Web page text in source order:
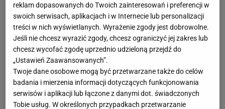
Zobacz wideo
Polak w swoich pierwszy startach po powrocie do F1
bardziej niż na rywalizacji z innymi kierowcami
skupiać musi się na szukaniu przyczyn problemów
dotykających bolidWilliamsa. Miejsca na końcu
stawki zdają się być w najbliższych tygodniach
reklam dopasowanych do Twoich zainteresowań i preferencji w
swoich serwisach, aplikacjach i w Internecie lub personalizacji
treści w nich wyświetlanych. Wyrażenie zgody jest dobrowolne.
Jeśli nie chcesz wyrazić zgody, chcesz ograniczyć jej zakres lub
chcesz wycofać zgodę uprzednio udzieloną przejdź do
„Ustawień Zaawansowanych”.
Twoje dane osobowe mogą być przetwarzane także do celów
badania i mierzenia informacji dotyczących funkcjonowania
serwisów i aplikacji lub łączone z danymi dot. świadczonych
Tobie usług. W określonych przypadkach przetwarzanie